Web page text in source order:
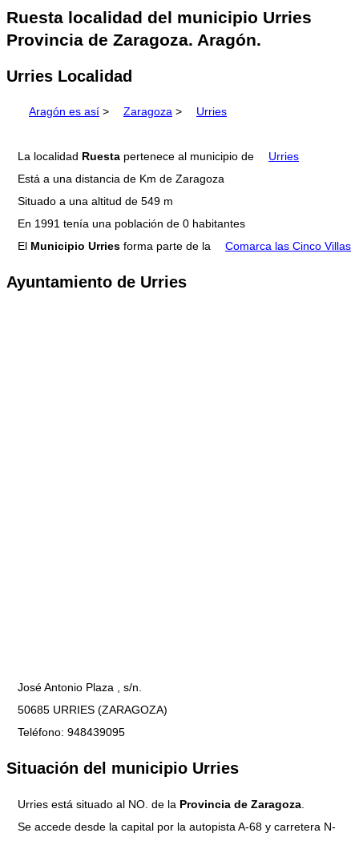
Ruesta localidad del municipio Urries
Provincia de Zaragoza. Aragón.
Urries Localidad
Aragón es así > Zaragoza > Urries
La localidad Ruesta pertenece al municipio de
Urries
Está a una distancia de Km de Zaragoza
Situado a una altitud de 549 m
En 1991 tenía una población de 0 habitantes
El Municipio Urries forma parte de la Comarca las Cinco Villas
Ayuntamiento de Urries
José Antonio Plaza , s/n.
50685 URRIES (ZARAGOZA)
Teléfono: 948439095
Situación del municipio Urries
Urries está situado al NO. de la Provincia de Zaragoza
Se accede desde la capital por la autopista A-68 y carretera N-